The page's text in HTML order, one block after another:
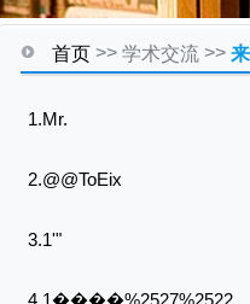
首页 >> 学术交流 >>
1.Mr.
2.@@ToEix
3.1'"
4.1����%2527%2522